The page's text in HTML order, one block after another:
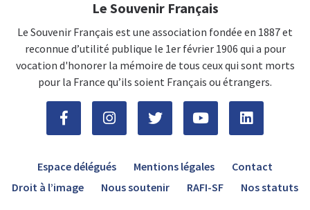
Le Souvenir Français
Le Souvenir Français est une association fondée en 1887 et
reconnue d’utilité publique le 1er février 1906 qui a pour
vocation d'honorer la mémoire de tous ceux qui sont morts
pour la France qu’ils soient Français ou étrangers.
Espace délégués Mentions légales
Contact
Droit à l’image
Nous soutenir RAFI-SF Nos statuts